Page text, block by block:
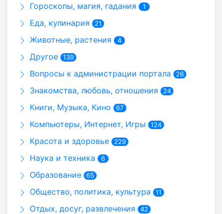
Гороскопы, магия, гадания 1
Еда, кулинария 21
Животные, растения 4
Другое 139
Вопросы к администрации портала 26
Знакомства, любовь, отношения 24
Книги, Музыка, Кино 67
Компьютеры, Интернет, Игры 124
Красота и здоровье 229
Наука и техника 6
Образование 65
Общество, политика, культура 11
Отдых, досуг, развлечения 42